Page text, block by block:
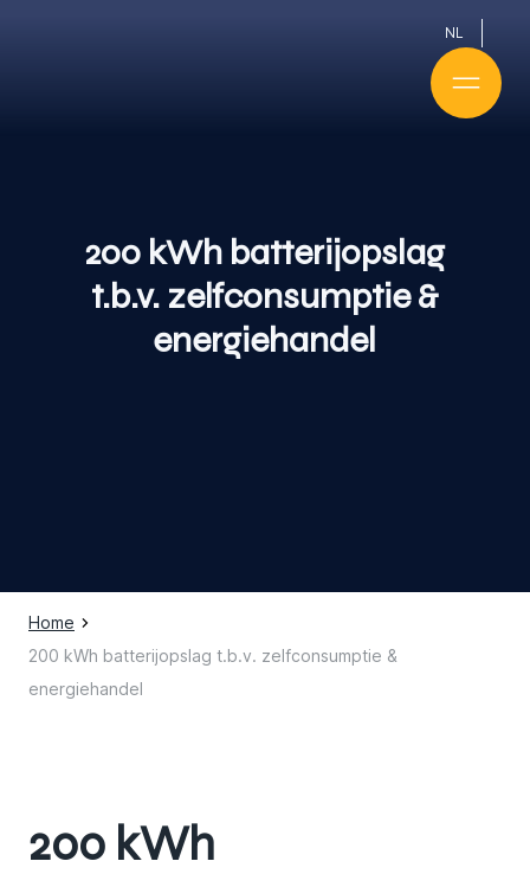
NL
200 kWh batterijopslag
t.b.v. zelfconsumptie &
energiehandel
Home
200 kWh batterijopslag t.b.v. zelfconsumptie &
energiehandel
200 kWh